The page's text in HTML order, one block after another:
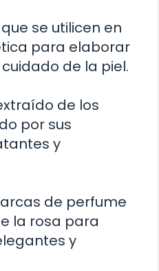
se utilicen en
para elaborar
de la piel.
de los
por sus
y
de perfume
la rosa para
y